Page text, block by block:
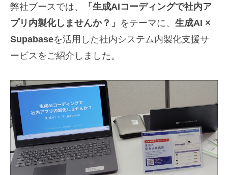
弊社ブースでは、
「生成AIコーディングで社内ア
プリ内製化しませんか？」 をテーマに、 生成AI ×
Supabaseを活用した社内システム内製化支援サ
ービスをご紹介しました。